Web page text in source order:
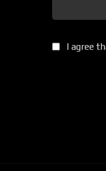
I agree